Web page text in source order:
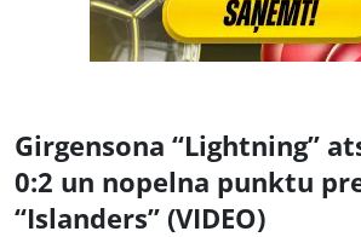
Girgensona “Lightning”
0:2 un nopelna punktu
“Islanders” (VIDEO)